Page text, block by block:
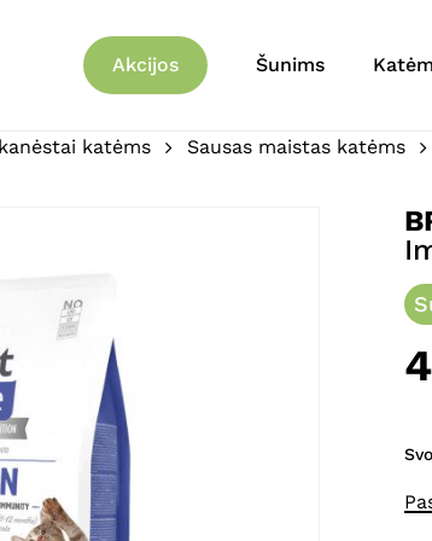
Akcijos Šunims
katėms Sausas maistas katėms